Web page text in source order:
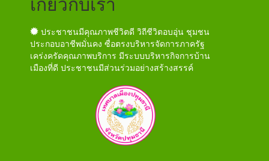
ประชาชนมีคุณภาพชีวิตดี วิถีชีวิตอบอุ่น ชุมชน
ประกอบอาชีพมั่นคง ซื่อตรงบริหารจัดการภาครัฐ
เคร่งครัดคุณภาพบริการ มีระบบบริหารกิจการบ้าน
เมืองที่ดี ประชาชนมีส่วนร่วมอย่างสร้างสรรค์